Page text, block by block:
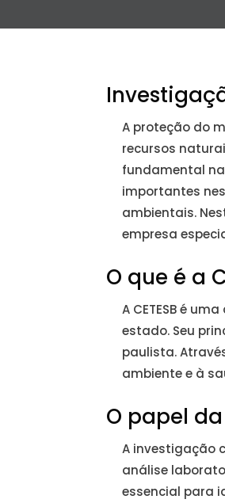
A proteção do
recursos
fundamental
importantes
ambientais.
empresa
O que é a
A CETESB é
estado. Seu
paulista.
ambiente e à
O papel
A investigação
análise
essencial para